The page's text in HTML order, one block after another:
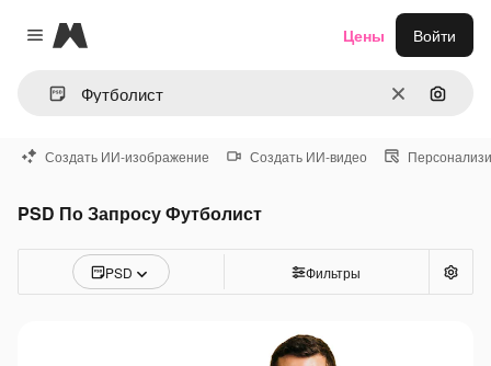
Close menu
Magnific
ОчиститьПоиск
Цены Войти
Создать ИИ-изображение Создать ИИ-видео
PSD По Запросу Футболист
PSD Фильтры